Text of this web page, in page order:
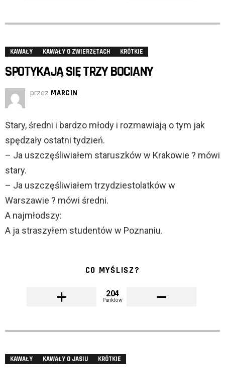
KAWAŁY KAWAŁY O ZWIERZĘTACH KRÓTKIE
SPOTYKAJĄ SIĘ TRZY BOCIANY
przez MARCIN
Stary, średni i bardzo młody i rozmawiają o tym jak
spędzały ostatni tydzień.
– Ja uszczęśliwiałem staruszków w Krakowie ? mówi
stary.
– Ja uszczęśliwiałem trzydziestolatków w
Warszawie ? mówi średni.
A najmłodszy:
A ja straszyłem studentów w Poznaniu.
CO MYŚLISZ?
204
Punktów
KAWAŁY KAWAŁY O JASIU KRÓTKIE